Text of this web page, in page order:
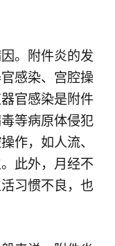
。附件炎的发
感染、宫腔操
官感染是附件
等病原体侵犯
作，如人流、
此外，月经不
习惯不良，也